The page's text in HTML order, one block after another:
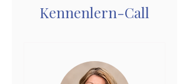
Kennenlern-Call